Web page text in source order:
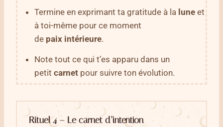
Termine en exprimant ta gratitude à la lune et
à toi-même pour ce moment
de paix intérieure.
Note tout ce qui t’es apparu dans un
petit carnet pour suivre ton évolution.
Rituel 4 – Le carnet d’intention